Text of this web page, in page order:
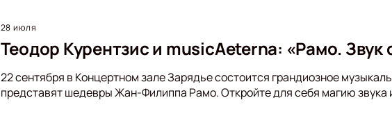
28 июля
Теодор Курентзис и musicAeterna: «Рамо. Звук
22 сентября в Концертном зале Зарядье состоится грандиозное
представят шедевры Жан-Филиппа Рамо. Откройте для себя магию звука